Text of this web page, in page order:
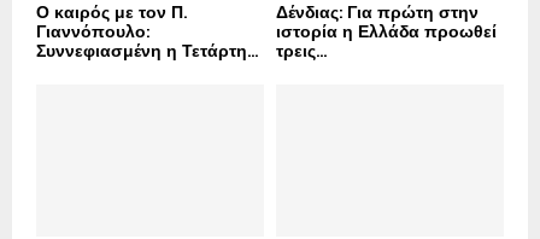
Ο καιρός με τον Π.
Γιαννόπουλο:
Συννεφιασμένη η Τετάρτη...
Δένδιας: Για πρώτη στην
ιστορία η Ελλάδα προωθεί
τρεις...